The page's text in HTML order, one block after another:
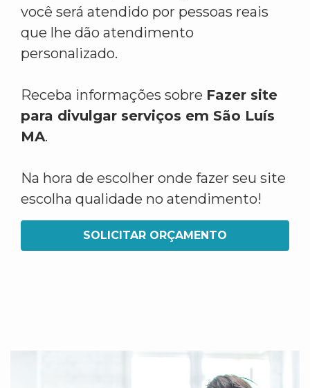
você será atendido por pessoas reais
que lhe dão atendimento
personalizado.
Receba informações sobre Fazer site
para divulgar serviços em São Luís
MA.
Na hora de escolher onde fazer seu site
escolha qualidade no atendimento!
SOLICITAR ORÇAMENTO